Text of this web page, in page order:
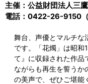
主催：公益財団法人三
電話：0422-26-9150（
舞台、声優とマルチな
です。「花燭」は昭
て』に収録された作品
ながらも再生を誓うか
の美声で、ぜひご堪能